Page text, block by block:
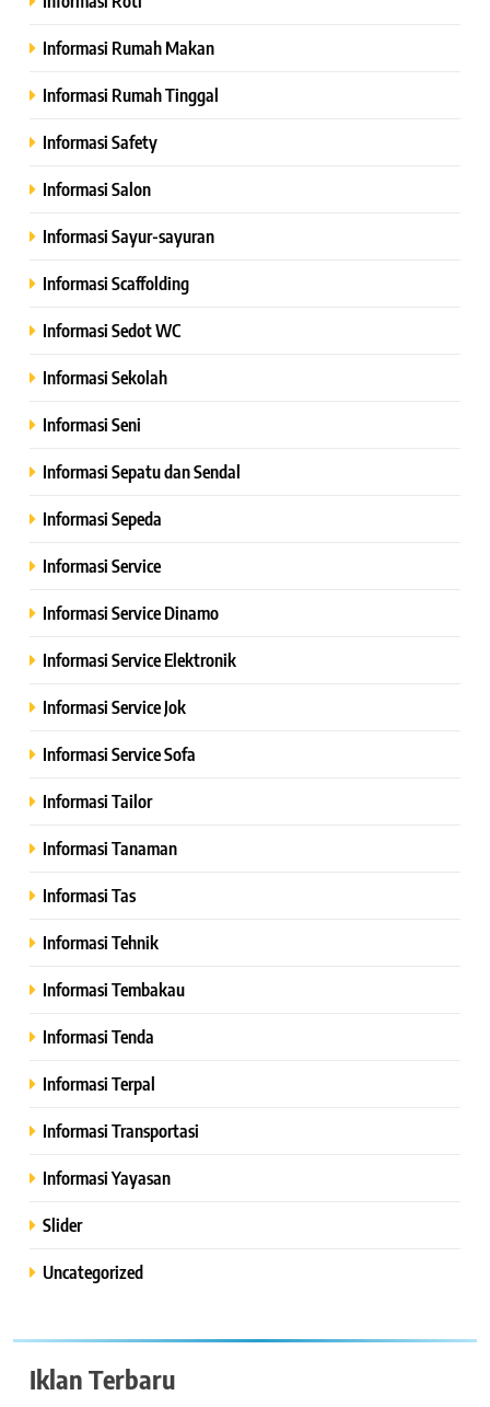
Informasi Rumah Makan
Informasi Rumah Tinggal
Informasi Safety
Informasi Salon
Informasi Sayur-sayuran
Informasi Scaffolding
Informasi Sedot WC
Informasi Sekolah
Informasi Seni
Informasi Sepatu dan Sendal
Informasi Sepeda
Informasi Service
Informasi Service Dinamo
Informasi Service Elektronik
Informasi Service Jok
Informasi Service Sofa
Informasi Tailor
Informasi Tanaman
Informasi Tas
Informasi Tehnik
Informasi Tembakau
Informasi Tenda
Informasi Terpal
Informasi Transportasi
Informasi Yayasan
Slider
Uncategorized
Iklan Terbaru